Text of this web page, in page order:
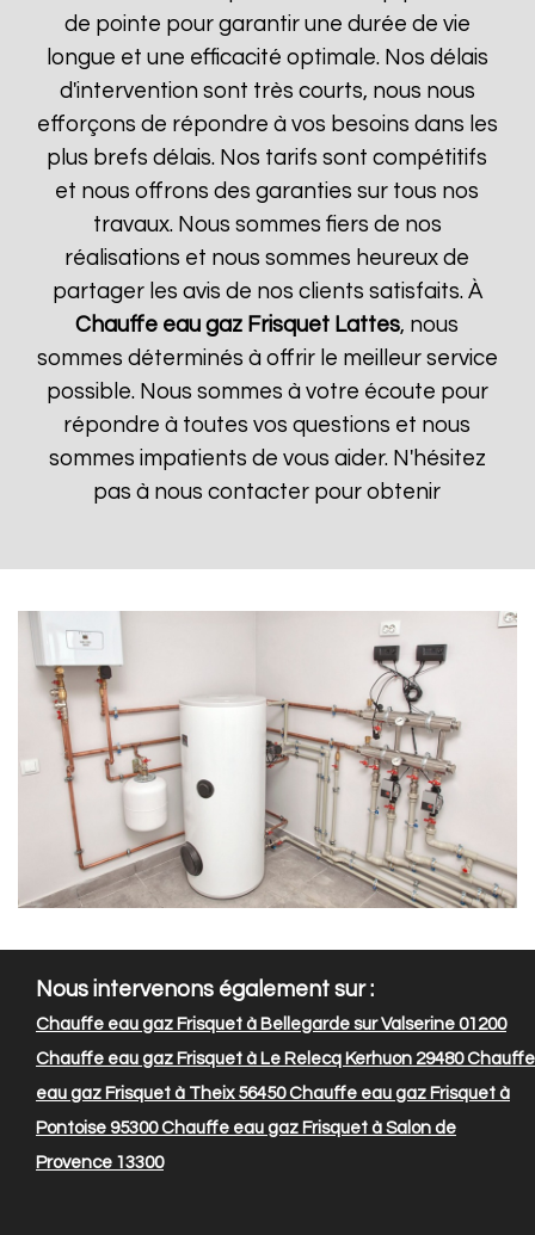
de pointe pour garantir une durée de vie
longue et une efficacité optimale. Nos délais
d'intervention sont très courts, nous nous
efforçons de répondre à vos besoins dans les
plus brefs délais. Nos tarifs sont compétitifs
et nous offrons des garanties sur tous nos
travaux. Nous sommes fiers de nos
réalisations et nous sommes heureux de
partager les avis de nos clients satisfaits. À
Chauffe eau gaz Frisquet Lattes, nous
sommes déterminés à offrir le meilleur service
possible. Nous sommes à votre écoute pour
répondre à toutes vos questions et nous
sommes impatients de vous aider. N'hésitez
pas à nous contacter pour obtenir
Nous intervenons également sur :
Chauffe eau gaz Frisquet à Bellegarde sur Valserine 01200
Chauffe eau gaz Frisquet à Le Relecq Kerhuon 29480Chauffe
eau gaz Frisquet à Theix 56450Chauffe eau gaz Frisquet à
Pontoise 95300Chauffe eau gaz Frisquet à Salon de
Provence 13300